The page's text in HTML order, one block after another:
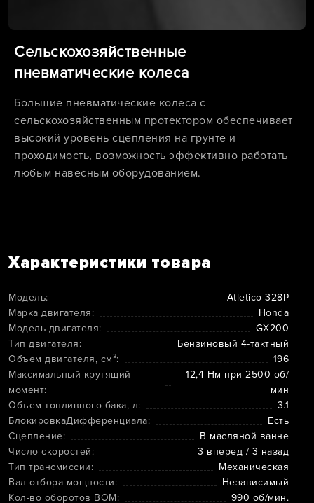
Сельскохозяйственные
пневматические колеса
Большие пневматические колеса с
сельскохозяйственным протектором обеспечивает
высокий уровень сцепления на грунте и
проходимость, возможность эффективно работать
любым навесным оборудованием.
Характеристики товара
Модель:
Atletico 328P
Марка двигателя:
Honda
Модель двигателя:
GX200
Тип двигателя:
Бензиновый 4-тактный
Объем двигателя, см³:
196
Максимальный крутящий
момент:
12,4 Нм при 2500 об/
мин
Объем топливного бака, л:
3.1
БлокировкаДифференциала:
Есть
Сцепление:
В масляной ванне
Число скоростей:
3 вперед / 3 назад
Тип трансмиссии:
Механическая
Вал отбора мощности:
Независимый
Кол-во оборотов ВОМ:
990 об/мин.